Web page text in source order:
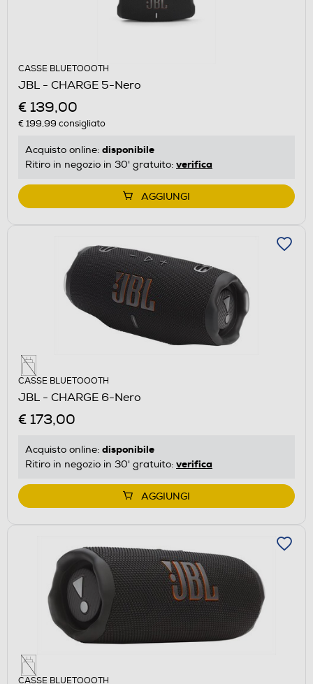
CASSE BLUETOOOTH
JBL - CHARGE 5-Nero
€ 139,00
€ 199,99 consigliato
Acquisto online: disponibile
Ritiro in negozio in 30' gratuito: verifica
AGGIUNGI
CASSE BLUETOOOTH
JBL - CHARGE 6-Nero
€ 173,00
Acquisto online: disponibile
Ritiro in negozio in 30' gratuito: verifica
AGGIUNGI
CASSE BLUETOOOTH